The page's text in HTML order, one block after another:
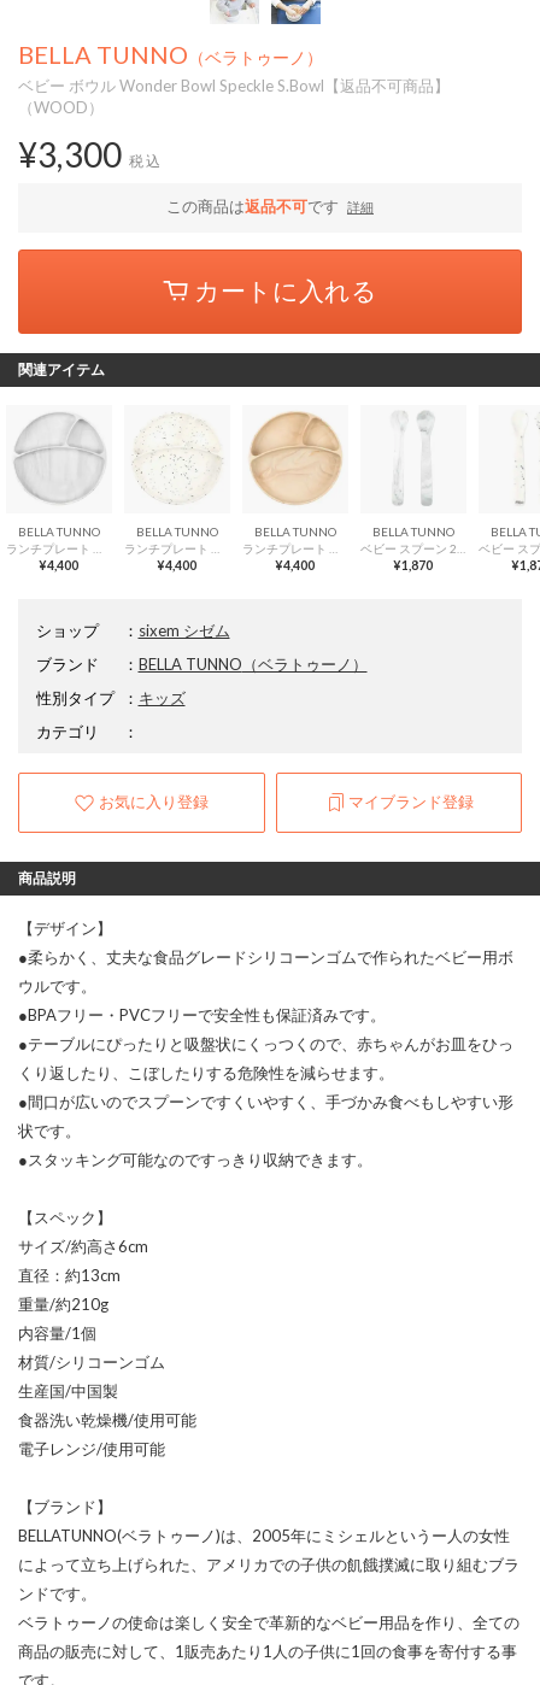
BELLA TUNNO （ベラトゥーノ）
ベビー ボウル Wonder Bowl Speckle S.Bowl【返品不可商品】
（WOOD）
¥3,300 税込
この商品は返品不可です 詳細
カートに入れる
関連アイテム
BELLA TUNNO
¥4,400
BELLA TUNNO
¥4,400
BELLA TUNNO
¥4,400
BELLA TUNNO
¥1,870
BELLA
ショップ ： sixem シゼム
ブランド
： BELLA TUNNO （ベラトゥーノ）
性別タイプ
： キッズ
カテゴリ
：
お気に入り登録 マイブランド登録
商品説明
【デザイン】
●柔らかく、丈夫な食品グレードシリコーンゴムで作られたベビー用ボ
ウルです。
●BPAフリー・PVCフリーで安全性も保証済みです。
●テーブルにぴったりと吸盤状にくっつくので、赤ちゃんがお皿をひっ
くり返したり、こぼしたりする危険性を減らせます。
●間口が広いのでスプーンですくいやすく、手づかみ食べもしやすい形
状です。
●スタッキング可能なのですっきり収納できます。
【スペック】
サイズ/約高さ6cm
直径：約13cm
重量/約210g
内容量/1個
材質/シリコーンゴム
生産国/中国製
食器洗い乾燥機/使用可能
電子レンジ/使用可能
【ブランド】
BELLATUNNO(ベラトゥーノ)は、2005年にミシェルというー人の女性
によって立ち上げられた、アメリカでの子供の飢餓撲滅に取り組むブラ
ンドです。
ベラトゥーノの使命は楽しく安全で革新的なベビー用品を作り、全ての
商品の販売に対して、1販売あたり1人の子供に1回の食事を寄付する事
です。